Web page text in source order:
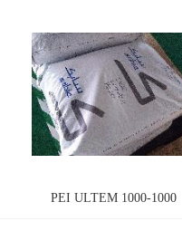
PEI ULTEM 1000-1000